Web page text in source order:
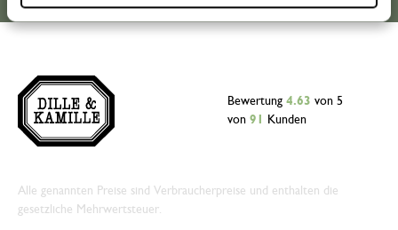
Bewertung 4.63 von 5
von 91 Kunden
Alle genannten Preise sind Verbraucherpreise und enthalten die
gesetzliche Mehrwertsteuer.